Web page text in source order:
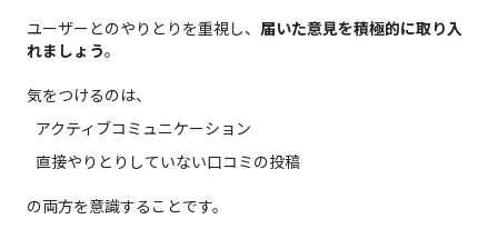
ユーザーとのやりとりを重視し、 届いた意見を積極的に取り入
れましょう。
気をつけるのは、
アクティブコミュニケーション
直接やりとりしていない口コミの投稿
の両方を意識することです。